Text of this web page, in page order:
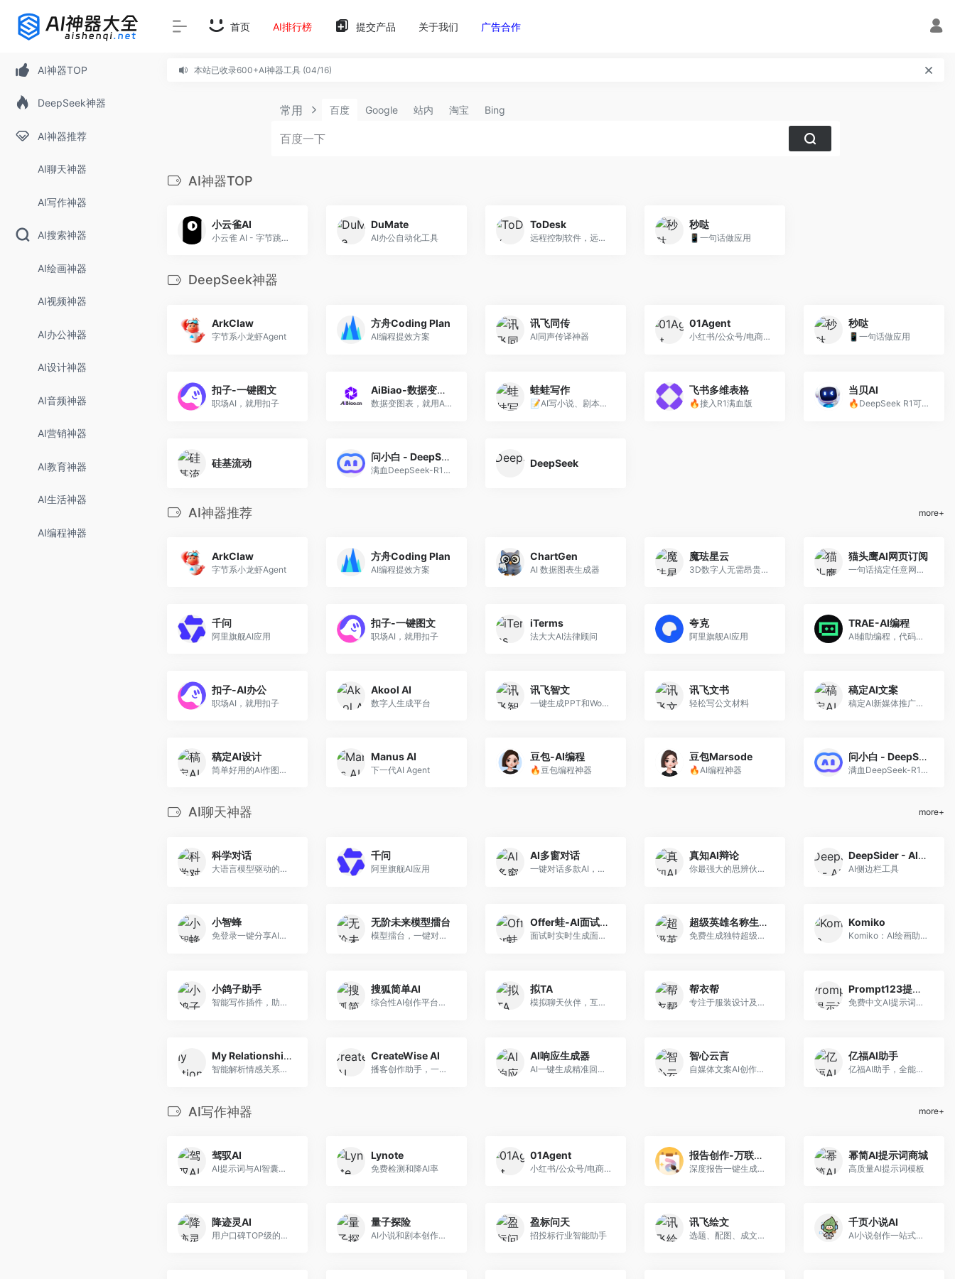
AI神器TOP
DeepSeek神器
AI神器推荐
AI聊天神器
AI写作神器
AI搜索神器
AI绘画神器
AI视频神器
AI办公神器
AI设计神器
AI音频神器
AI营销神器
AI教育神器
AI生活神器
AI编程神器
首页 AI排行榜 提交产品 关于我们 广告合作
本站已收录600+AI神器工具 (04/16)
常用 百度 Google 站内 淘宝 Bing
AI神器TOP
小云雀AI
小云雀 AI - 字节跳动旗下零...
DuMate
AI办公自动化工具
ToDesk
远程控制软件，远程访问神器
秒哒
📱一句话做应用
DeepSeek神器
ArkClaw
字节系小龙虾Agent
方舟Coding Plan
AI编程提效方案
讯飞同传
AI同声传译神器
01Agent
小红书/公众号/电商图文智能生成
秒哒
📱一句话做应用
扣子-一键图文
职场AI，就用扣子
AiBiao-数据变图表
数据变图表，就用Ai表
蛙蛙写作
📝AI写小说、剧本，一键成文。
飞书多维表格
🔥接入R1满血版
当贝AI
🔥DeepSeek R1可联网满血版，提供极速、免费、免登录，优质AI大模型
硅基流动
问小白 - DeepSeek
满血DeepSeek-R1免费使用
DeepSeek
AI神器推荐 more+
ArkClaw
字节系小龙虾Agent
方舟Coding Plan
AI编程提效方案
ChartGen
AI 数据图表生成器
魔珐星云
3D数字人无需昂贵GPU，一键解锁超写实/二次元等多风格
猫头鹰AI网页订阅
一句话搞定任意网页的内容监控
千问
阿里旗舰AI应用
扣子-一键图文
职场AI，就用扣子
iTerms
法大大AI法律顾问
夸克
阿里旗舰AI应用
TRAE-AI编程
AI辅助编程，代码自动修复
扣子-AI办公
职场AI，就用扣子
Akool AI
数字人生成平台
讯飞智文
一键生成PPT和Word，让学习生活更轻松
讯飞文书
轻松写公文材料
稿定AI文案
稿定AI新媒体推广文案生成器
稿定AI设计
简单好用的AI作图工具
Manus AI
下一代AI Agent
豆包-AI编程
🔥豆包编程神器
豆包Marsode
🔥AI编程神器
问小白 - DeepSeek
满血DeepSeek-R1免费使用
AI聊天神器 more+
科学对话
大语言模型驱动的智能科研问答平台
千问
阿里旗舰AI应用
AI多窗对话
一键对话多款AI，腾讯元宝、KIMI等智能助手随心切换
真知AI辩论
你最强大的思辨伙伴，帮你把事想清楚，说明白。
DeepSider - AI侧边栏
AI侧边栏工具
小智蜂
免登录一键分享AI智慧的油猴插件
无阶未来模型擂台
模型擂台，一键对话所有模型
Offer蛙-AI面试助手
面试时实时生成面试题答案的工具
超级英雄名称生成器
免费生成独特超级英雄名与背景故事
Komiko
Komiko：AI绘画助力，快速创作漫画动画
小鸽子助手
智能写作插件，助您高效创作
搜狐简单AI
综合性AI创作平台，一键搞定绘图、写作、设计
拟TA
模拟聊天伙伴，互动更亲切
帮衣帮
专注于服装设计及印花创新
Prompt123提示词宝库
免费中文AI提示词，创意工作更轻松
My Relationship AI
智能解析情感关系，助力人际和谐
CreateWise AI
播客创作助手，一键生成专业文稿
AI响应生成器
AI一键生成精准回复，支持多语气可选
智心云言
自媒体文案AI创作专家
亿福AI助手
亿福AI助手，全能创作伙伴，轻松赋能内容制作。
AI写作神器 more+
驾驭AI
AI提示词与AI智囊团平台
Lynote
免费检测和降AI率
01Agent
小红书/公众号/电商图文智能生成
报告创作-万联摩尔
深度报告一键生成，报告写作全能助手
幂简AI提示词商城
高质量AI提示词模板
降迹灵AI
用户口碑TOP级的降AIGC率、降重平台
量子探险
AI小说和剧本创作工具
盈标问天
招投标行业智能助手
讯飞绘文
选题、配图、成文，一站式创作AI助手
千页小说AI
AI小说创作一站式平台，从灵感到完稿